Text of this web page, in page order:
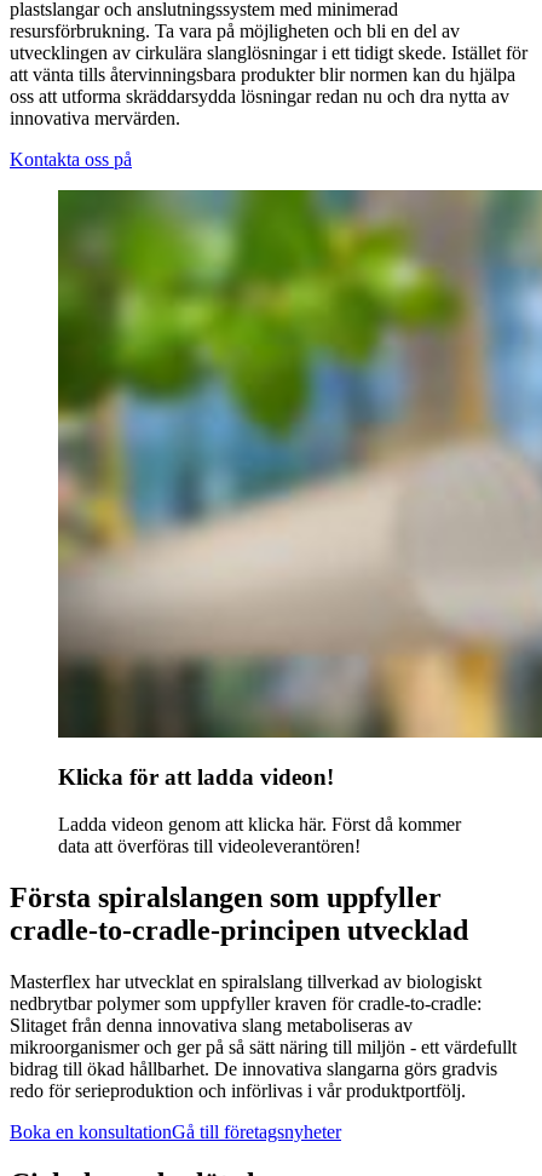
plastslangar och anslutningssystem med minimerad
resursförbrukning. Ta vara på möjligheten och bli en del av
utvecklingen av cirkulära slanglösningar i ett tidigt skede. Istället för
att vänta tills återvinningsbara produkter blir normen kan du hjälpa
oss att utforma skräddarsydda lösningar redan nu och dra nytta av
innovativa mervärden.
Kontakta oss på
Klicka för att ladda videon!
Ladda videon genom att klicka här. Först då kommer
data att överföras till videoleverantören!
Första spiralslangen som uppfyller
cradle-to-cradle-principen utvecklad
Masterflex har utvecklat en spiralslang tillverkad av biologiskt
nedbrytbar polymer som uppfyller kraven för cradle-to-cradle:
Slitaget från denna innovativa slang metaboliseras av
mikroorganismer och ger på så sätt näring till miljön - ett värdefullt
bidrag till ökad hållbarhet. De innovativa slangarna görs gradvis
redo för serieproduktion och införlivas i vår produktportfölj.
Boka en konsultationGå till företagsnyheter